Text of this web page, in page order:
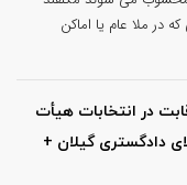
در ملا عام یا اماکن
در انتخابات هیأت
دادگستری گیلان +